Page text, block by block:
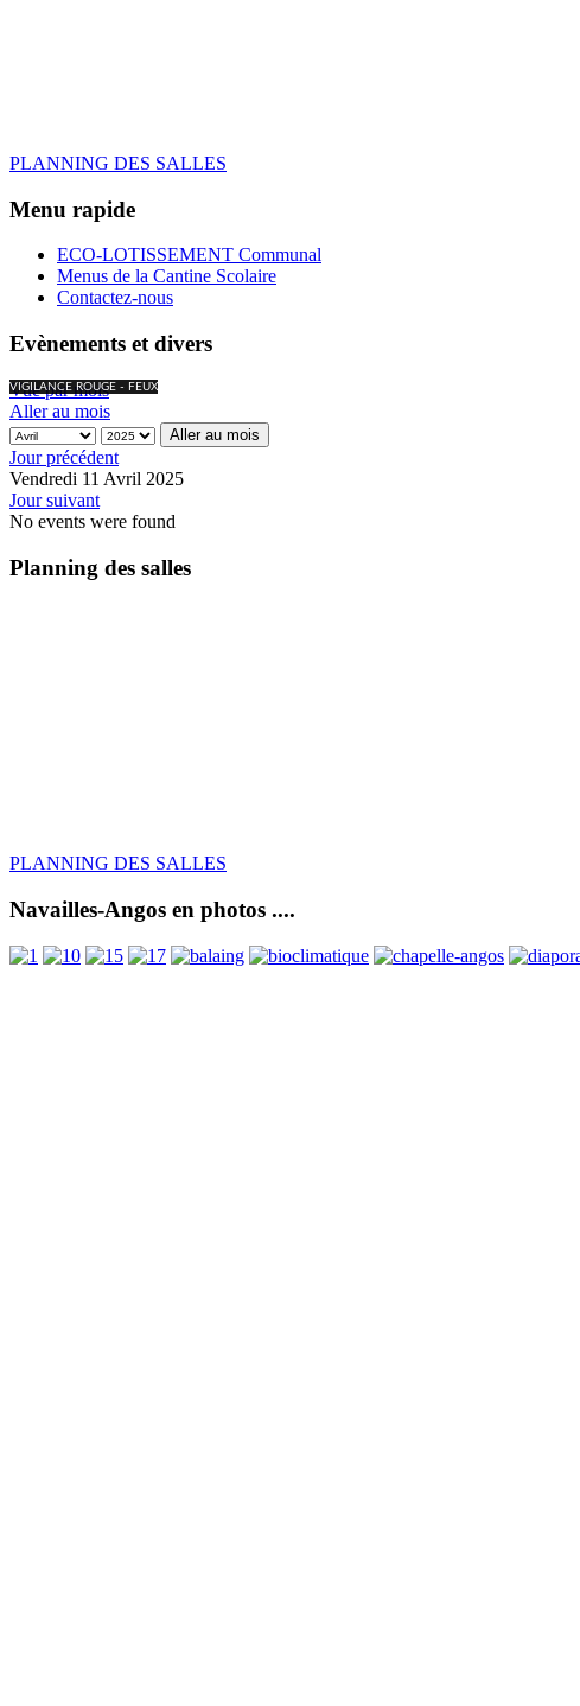
PLANNING DES SALLES
Menu rapide
ECO-LOTISSEMENT Communal
Menus de la Cantine Scolaire
Contactez-nous
Evènements et divers
VIGILANCE ROUGE - FEUX
Vue par mois
Aller au mois
Aller au mois
Jour précédent
Vendredi 11 Avril 2025
Jour suivant
No events were found
Planning des salles
PLANNING DES SALLES
Navailles-Angos en photos ....